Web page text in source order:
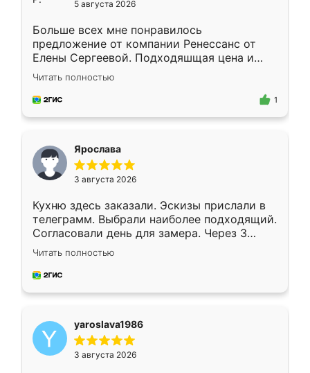
5 августа 2026
Больше всех мне понравилось
предложение от компании Ренессанс от
Елены Сергеевой. Подходяшщая цена и
короткие сроки изготовления. Приехавший
для замера сотрудник Владислав
предложил по моему эскизу самый
Читать полностью
1
Ярослава
3 августа 2026
Кухню здесь заказали. Эскизы прислали в
телеграмм. Выбрали наиболее подходящий.
Согласовали день для замера. Через 3
недели кухня была уже готова. Остались
довольны работой. Спасибо Ренессанс
мебель за качественную работу!
Читать полностью
yaroslava1986
3 августа 2026